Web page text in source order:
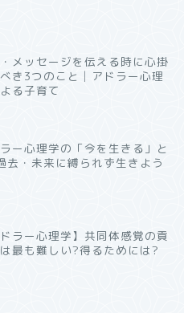
メッセージを伝える時に心掛
き3つのこと│アドラー心理
る子育て
ー心理学の「今を生きる」と
去・未来に縛られず生きよう
ドラー心理学】共同体感覚の貢
最も難しい?得るためには?